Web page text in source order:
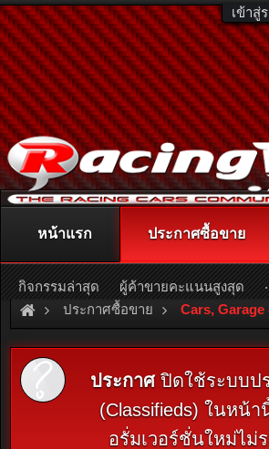
เข้าสู่
ติดต่อลงโฆษณา racingweb@gmail.com
หรืออ่านรายละเอียดเพิ่มเติ
ประกาศซื้อขาย Cars,
ประกาศปิดใช้ระบบป
(Classifieds) ในหน้า
อรั่มเวอร์ชั่นใหม่ไม่
หน้าแรก ประกาศซื้อขาย
กิจกรรมล่าสุด ผู้ค้าขายคะแนนสูงสุด